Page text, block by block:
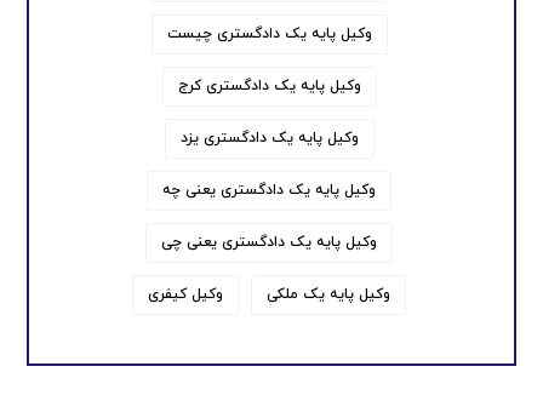
وکیل پایه یک دادگستری چیست
وکیل پایه یک دادگستری کرج
وکیل پایه یک دادگستری یزد
وکیل پایه یک دادگستری یعنی چه
وکیل پایه یک دادگستری یعنی چی
وکیل پایه یک ملکی وکیل کیفری